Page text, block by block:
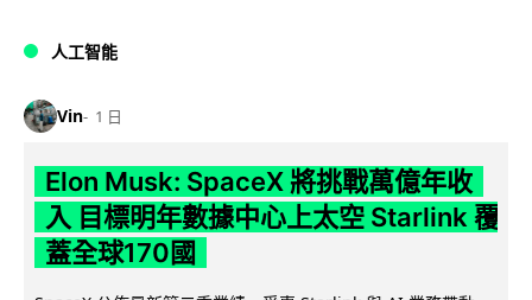
人工智能
Vin 1 日
Elon Musk: SpaceX 將挑戰萬億年收
入 目標明年數據中心上太空 Starlink 覆
蓋全球170國